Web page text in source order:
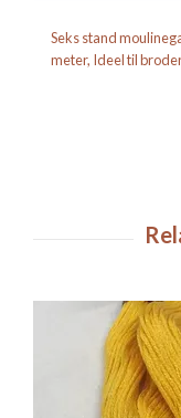
Seks stand
meter, Ideel til